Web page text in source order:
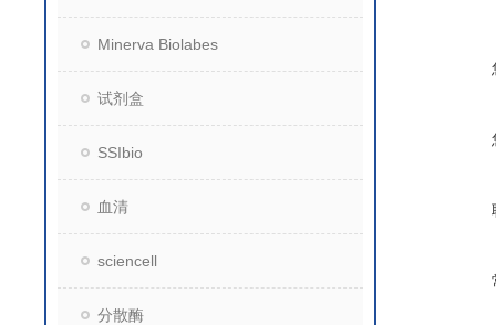
Minerva Biolabes
试剂盒
SSIbio
血清
sciencell
分散酶